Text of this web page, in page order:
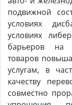
подвижной
условиях
условиях
барьеров на
товаров
услугам, в
качеству
совместно